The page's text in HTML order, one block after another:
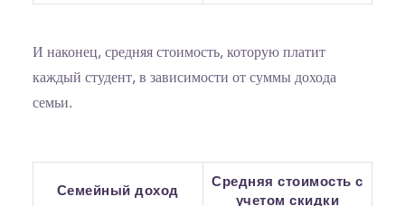
И наконец, средняя стоимость, которую платит
каждый студент, в зависимости от суммы дохода
семьи.
Семейный доход
Средняя стоимость с
учетом скидки